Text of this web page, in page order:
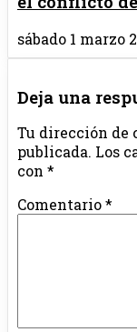
sábado 1 marzo
Deja una
Tu dirección de
publicada. Los
con *
Comentario*